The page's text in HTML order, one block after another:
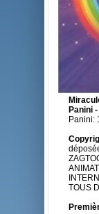
Panini
Panini:
TOUS